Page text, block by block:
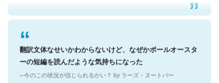
翻訳文体なせいかわからないけど、なぜかポールオースタ
ーの短編を読んだような気持ちになった